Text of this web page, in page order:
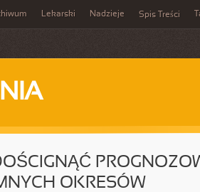
Lekarski Nadzieje Spis Treści
OKRESÓW